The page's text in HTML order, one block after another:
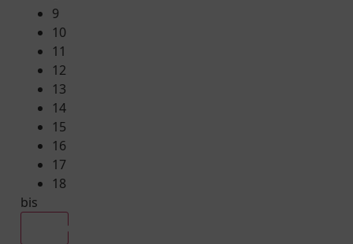
9
10
11
12
13
14
15
16
17
18
bis